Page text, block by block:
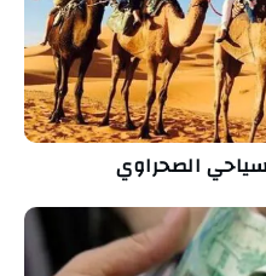
الصحراوي